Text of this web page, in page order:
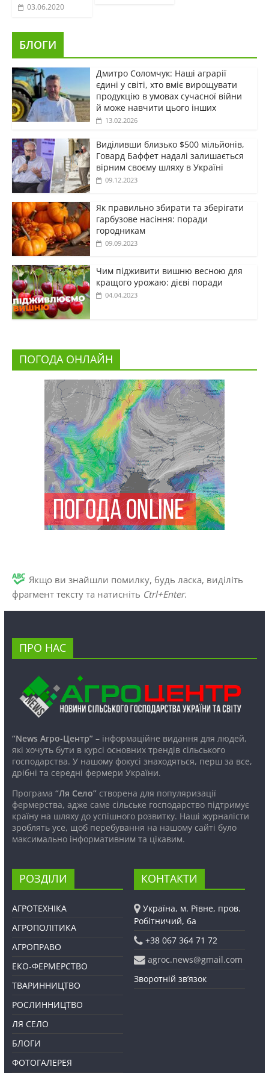
03.06.2020
БЛОГИ
Дмитро Соломчук: Наші аграрії
єдині у світі, хто вміє вирощувати
продукцію в умовах сучасної війни
й може навчити цього інших
13.02.2026
Виділивши близько $500 мільйонів,
Говард Баффет надалі залишається
вірним своєму шляху в Україні
09.12.2023
Як правильно збирати та зберігати
гарбузове насіння: поради
городникам
09.09.2023
Чим підживити вишню весною для
кращого урожаю: дієві поради
04.04.2023
ПОГОДА ОНЛАЙН
Якщо ви знайшли помилку, будь ласка, виділіть
фрагмент тексту та натисніть Ctrl+Enter.
ПРО НАС
“News Агро-Центр”– інформаційне видання для людей,
які хочуть бути в курсі основних трендів сільського
господарства. У нашому фокусі знаходяться, перш за все,
дрібні та середні фермери України.
Програма “Ля Село”створена для популяризації
фермерства, адже саме сільське господарство підтримує
країну на шляху до успішного розвитку. Наші журналісти
зроблять усе, щоб перебування на нашому сайті було
максимально інформативним та цікавим.
РОЗДІЛИ
АГРОТЕХНІКА
АГРОПОЛІТИКА
АГРОПРАВО
ЕКО-ФЕРМЕРСТВО
ТВАРИННИЦТВО
РОСЛИННИЦТВО
ЛЯ СЕЛО
БЛОГИ
ФОТОГАЛЕРЕЯ
КОНТАКТИ
Україна, м. Рівне, пров.
Робітничий, 6а
+38 067 364 71 72
agroc.news@gmail.com
Зворотній зв’язок